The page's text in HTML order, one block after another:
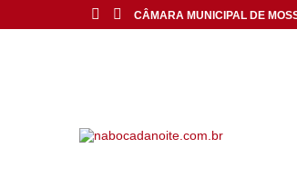
CÂMARA MUNICIPAL DE